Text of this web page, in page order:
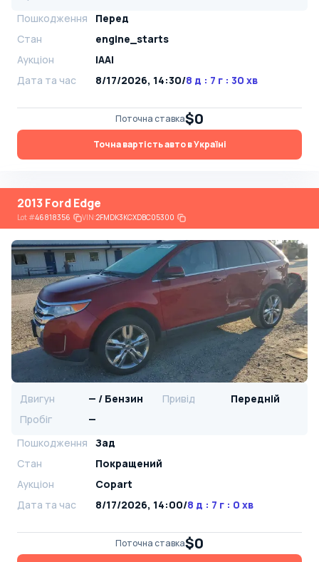
Пошкодження
Перед
Стан
engine_starts
Аукціон
IAAI
Дата та час
8/17/2026, 14:30/8 д : 7 г : 30 хв
Поточна ставка$0
Точна вартість авто в Україні
2013 Ford Edge
Lot#46818356 VIN:2FMDK3KCXDBC05300
Двигун — / Бензин Привід
Передній
Пробіг
—
Пошкодження
Зад
Стан
Покращений
Аукціон
Copart
Дата та час
8/17/2026, 14:00/8 д : 7 г : 0 хв
Поточна ставка$0